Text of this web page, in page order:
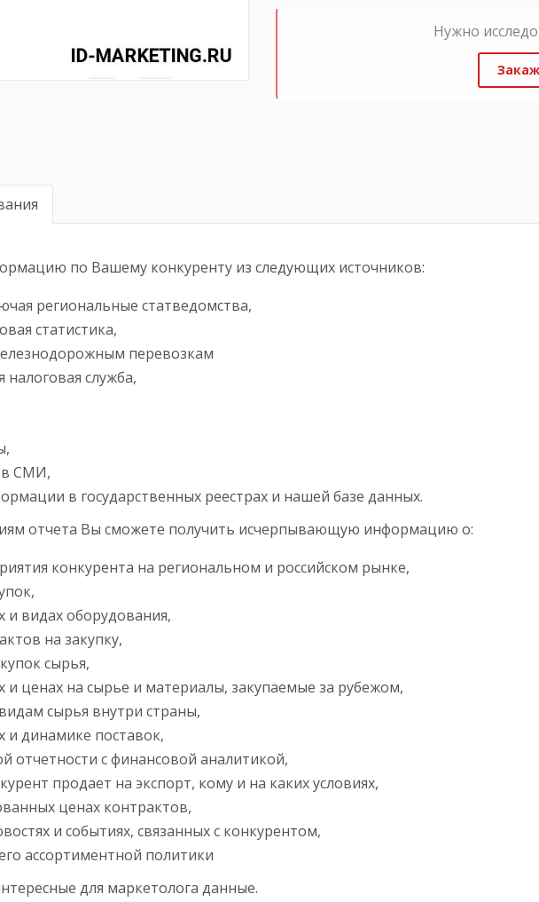
Нужно
по Вашему конкуренту из следующих источников:
региональные статведомства,
статистика,
перевозкам
служба,
в СМИ,
в государственных реестрах и нашей базе данных.
отчета Вы сможете получить исчерпывающую информацию о:
конкурента на региональном и российском рынке,
и видах оборудования,
на закупку,
сырья,
и ценах на сырье и материалы, закупаемые за рубежом,
сырья внутри страны,
и динамике поставок,
отчетности с финансовой аналитикой,
продает на экспорт, кому и на каких условиях,
ценах контрактов,
и событиях, связанных с конкурентом,
ассортиментной политики
для маркетолога данные.